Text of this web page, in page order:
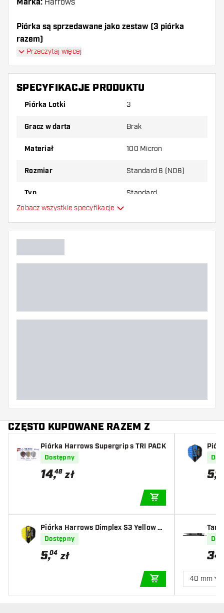
Marka: Harrows
Piórka są sprzedawane jako zestaw (3 piórka
razem)
Dartshopper tip!
Upewnij się, że masz pod ręką dużo piórek i
złamane w wyniku użytkowania.
piórek, aby dowiedzieć się, który wariant
Przeczytaj więcej
SPECYFIKACJE PRODUKTU
Piórka Lotki 3
Gracz w darta Brak
Materiał 100 Micron
Rozmiar Standard 6 (NO6)
Typ Standard
Dodatkowe kolory
Zobacz wszystkie specyfikacje
CZĘSTO KUPOWANE RAZEM Z
Piórka Harrows Supergrip s TRI PACK
Dostępny
14,48 zł
Piórka Harrows Dimplex S3 Yellow N
O6
Dostępny
5,04 zł
DODAJ DO
5,04
34
40 mm